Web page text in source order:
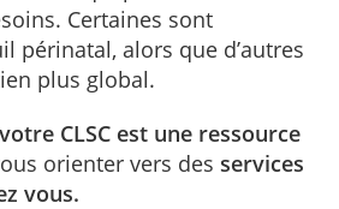
Certaines sont
périnatal, alors que d’autres
plus global.
votre CLSC est une ressource
orienter vers des services
vous.